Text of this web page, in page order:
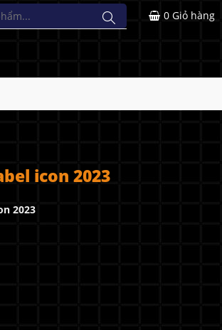
0 Giỏ hàng
icon 2023
2023